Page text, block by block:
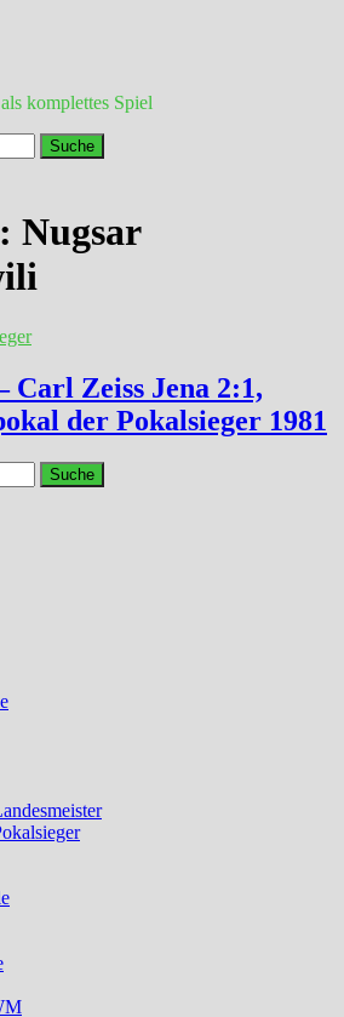
komplettes Spiel
Nugsar
Carl Zeiss Jena 2:1,
der Pokalsieger 1981